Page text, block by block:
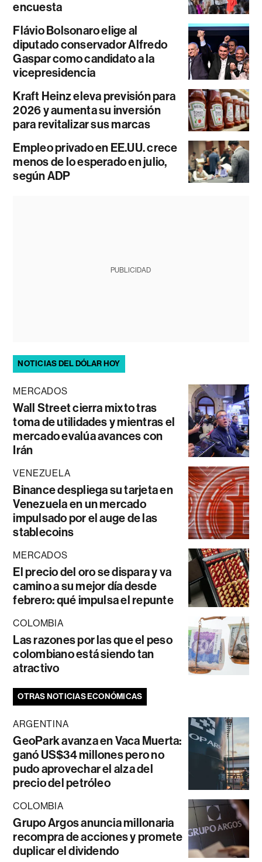
encuesta
Flávio Bolsonaro elige al
diputado conservador Alfredo
Gaspar como candidato a la
vicepresidencia
Kraft Heinz eleva previsión para
2026 y aumenta su inversión
para revitalizar sus marcas
Empleo privado en EE.UU. crece
menos de lo esperado en julio,
según ADP
PUBLICIDAD
NOTICIAS DEL DÓLAR HOY
MERCADOS
Wall Street cierra mixto tras
toma de utilidades y mientras el
mercado evalúa avances con
Irán
VENEZUELA
Binance despliega su tarjeta en
Venezuela en un mercado
impulsado por el auge de las
stablecoins
MERCADOS
El precio del oro se dispara y va
camino a su mejor día desde
febrero: qué impulsa el repunte
COLOMBIA
Las razones por las que el peso
colombiano está siendo tan
atractivo
OTRAS NOTICIAS ECONÓMICAS
ARGENTINA
GeoPark avanza en Vaca Muerta:
ganó US$34 millones pero no
pudo aprovechar el alza del
precio del petróleo
COLOMBIA
Grupo Argos anuncia millonaria
recompra de acciones y promete
duplicar el dividendo